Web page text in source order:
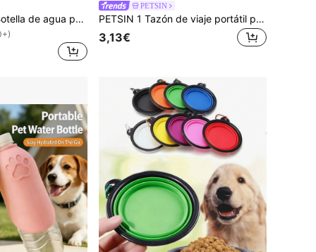
PETSIN 1 pieza Botella de agua portátil para mascotas con dispensador de tazón, taza de agua para perros para actividades al aire libre, artículos para perros
PETSIN
PETSIN 1 Tazón de viaje portátil para mascotas con cierre a presión, plegable, perfecto para actividades al aire libre y regalos de Navidad
3,13€